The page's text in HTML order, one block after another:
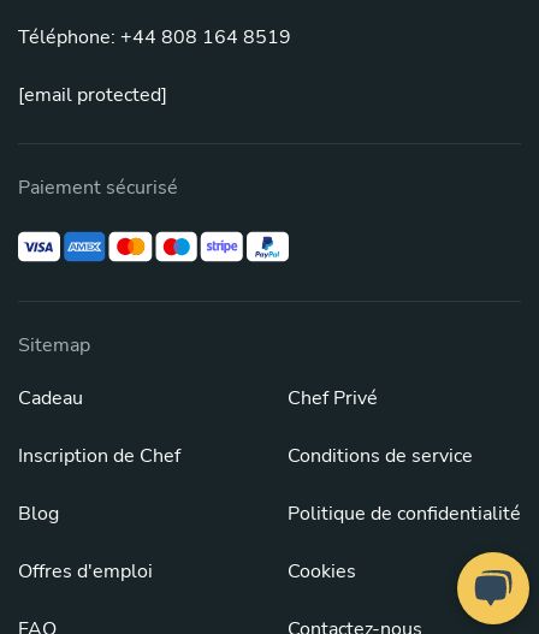
Téléphone: +44 808 164 8519
[email protected]
Paiement sécurisé
Sitemap
Cadeau
Inscription de Chef
Blog
Offres d'emploi
Chef Privé
Conditions de service
Politique de confidentialité
Cookies